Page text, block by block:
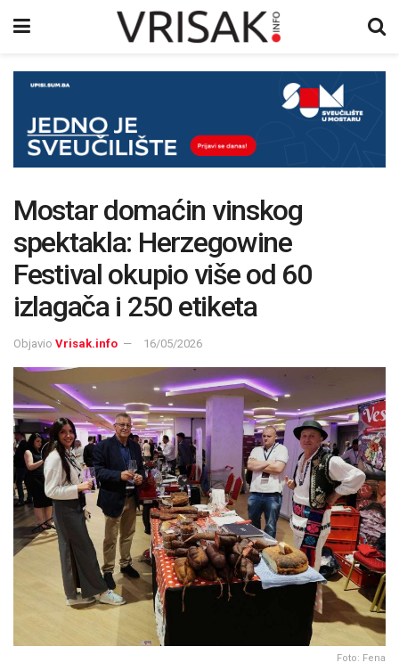
Mostar domaćin vinskog
spektakla: Herzegowine
Festival okupio više od 60
izlagača i 250 etiketa
Objavio Vrisak.info 16/05/2026
Foto: Fena